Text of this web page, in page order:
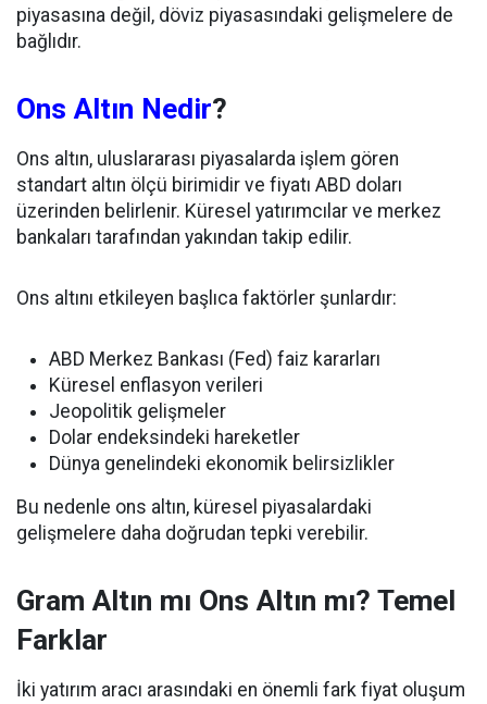
piyasasına değil, döviz piyasasındaki gelişmelere de
bağlıdır.
Ons Altın Nedir?
Ons altın, uluslararası piyasalarda işlem gören
standart altın ölçü birimidir ve fiyatı ABD doları
üzerinden belirlenir. Küresel yatırımcılar ve merkez
bankaları tarafından yakından takip edilir.
Ons altını etkileyen başlıca faktörler şunlardır:
ABD Merkez Bankası (Fed) faiz kararları
Küresel enflasyon verileri
Jeopolitik gelişmeler
Dolar endeksindeki hareketler
Dünya genelindeki ekonomik belirsizlikler
Bu nedenle ons altın, küresel piyasalardaki
gelişmelere daha doğrudan tepki verebilir.
Gram Altın mı Ons Altın mı? Temel
Farklar
İki yatırım aracı arasındaki en önemli fark fiyat oluşum